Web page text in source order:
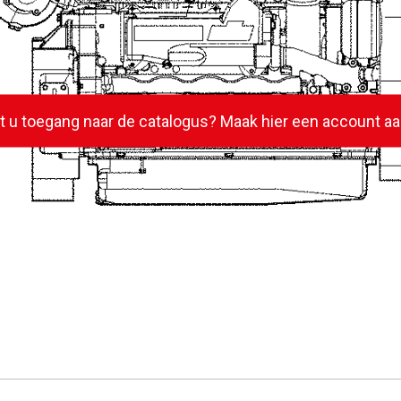
u toegang naar de catalogus? Maak hier een account